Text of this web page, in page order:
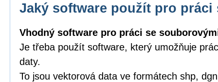
Jaký software použít pro práci
Vhodný software pro práci se
Je třeba použít software, který umožňuje
daty.
To jsou vektorová data ve formátech shp,